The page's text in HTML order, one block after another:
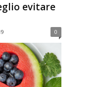
evitare
0